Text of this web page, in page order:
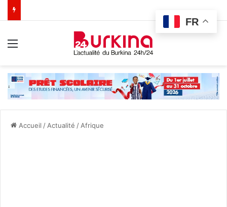
Accueil / Actualité / Afrique
FR